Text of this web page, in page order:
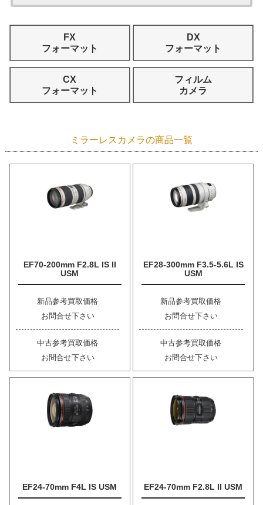
FX
フォーマット
DX
フォーマット
CX
フォーマット
フィルム
カメラ
ミラーレスカメラの商品一覧
EF70-200mm F2.8L IS II
USM
新品参考買取価格
お問合せ下さい
中古参考買取価格
お問合せ下さい
EF28-300mm F3.5-5.6L IS
USM
新品参考買取価格
お問合せ下さい
中古参考買取価格
お問合せ下さい
EF24-70mm F4L IS USM EF24-70mm F2.8L II USM